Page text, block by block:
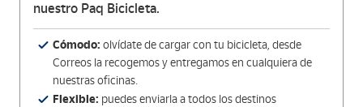
nuestro Paq Bicicleta.
Cómodo: olvídate de cargar con tu bicicleta, desde
Correos la recogemos y entregamos en cualquiera de
nuestras oficinas.
Flexible: puedes enviarla a todos los destinos